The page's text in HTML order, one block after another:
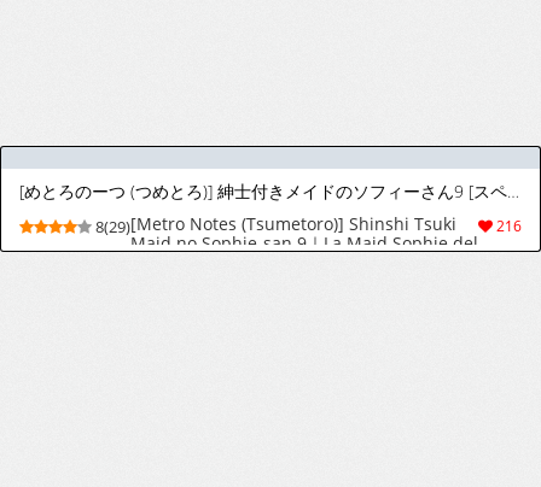
[めとろのーつ (つめとろ)] 紳士付きメイドのソフィーさん9 [スペイン翻訳] [無修正] [DL版]
216
8(29)[Metro Notes (Tsumetoro)] Shinshi Tsuki
Maid no Sophie-san 9｜La Maid Sophie del